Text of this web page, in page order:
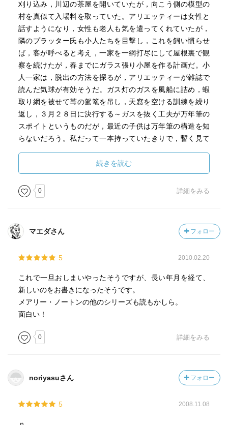
刈り込み，川辺の茶屋を開いていたが，向こう側の模型の
村を真似て入場料を取っていた。アリエッティーは女性と
話すようになり，女性も老人も気を遣ってくれていたが，
隣のプラッター氏も小人たちを目撃し，これを飼い慣らせ
ば，客が呼べると考え，一家を一網打尽にして屋根裏で観
察を続けたが，春までにガラス張り小屋を作る計画だ。小
人一家は，脱出の方法を探るが，アリエッティーが雑誌で
読んだ気球が有効そうだ。ガス灯のガスを風船に詰め，蝦
取り網を被せて苺の駕篭を吊し，天窓を空ける訓練を繰り
返し，３月２８日に決行する～ガスを抜く工夫が万年筆の
スポイトというものだが，最近の子供は万年筆の構造を知
らないだろう。私だって一本持っていたきりで，暫く見て
も人間に語りかけるのは自由な暮らしを捨てることだと結
論づける。人間って話し好きだからなぁとは本当に思うも
の。父母は粉挽き小屋で暮らすことになりそうで，アリエ
ッティーとスピラーは舟に乗って冒険をし，川沿いに新し
捨選択したのだろう。ＮＴＶでは大ヒットといっている
が，実際に映画館に行くと大したことないんだよね。取り
さんは早稲田の経済の先生で・・・この本が初版された年
続きを読む
0 詳細をみる
マエダさん フォロー
5 2010.02.20
これで一旦おしまいやったそうですが、長い年月を経て、
新しいのをお書きになったそうです。
メアリー・ノートンの他のシリーズも読もかしら。
面白い！
0 詳細をみる
noriyasuさん フォロー
5 2008.11.08